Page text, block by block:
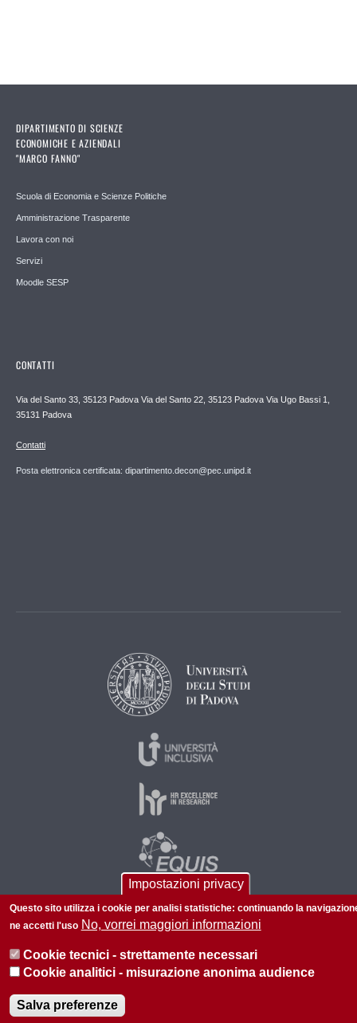
DIPARTIMENTO DI SCIENZE
ECONOMICHE E AZIENDALI
"MARCO FANNO"
Scuola di Economia e Scienze Politiche
Amministrazione Trasparente
Lavora con noi
Servizi
Moodle SESP
CONTATTI
Via del Santo 33, 35123 Padova Via del Santo 22, 35123 Padova Via Ugo Bassi 1,
35131 Padova
Contatti
Posta elettronica certificata: dipartimento.decon@pec.unipd.it
© 2026 Università di Padova - Tutti i diritti riservati
P.I. 00742430283 C.F. 80006480281
Privacy
Impostazioni privacy
Questo sito utilizza i cookie per analisi statistiche: continuando la
ne accetti l'uso No, vorrei maggiori informazioni
Cookie tecnici - strettamente necessari
Cookie analitici - misurazione anonima audience
Salva preferenze